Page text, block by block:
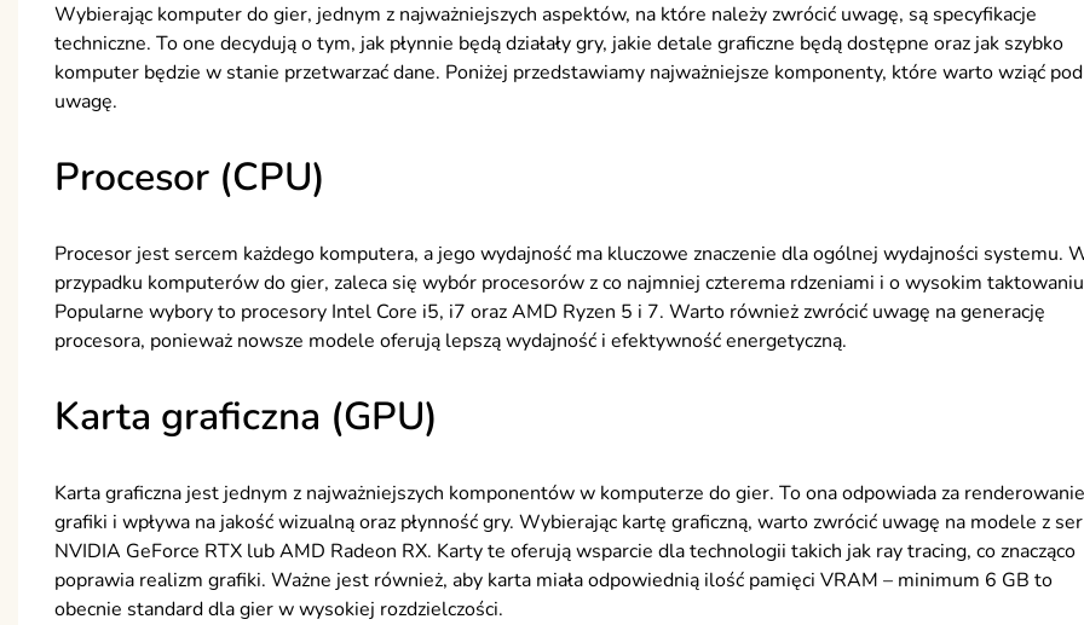
Wybierając komputer do gier, jednym z najważniejszych aspektów, na które należy zwrócić uwagę, są specyfikacje
techniczne. To one decydują o tym, jak płynnie będą działały gry, jakie detale graficzne będą dostępne oraz jak szybko
komputer będzie w stanie przetwarzać dane. Poniżej przedstawiamy najważniejsze komponenty, które warto wziąć pod
uwagę.
Procesor (CPU)
Procesor jest sercem każdego komputera, a jego wydajność ma kluczowe znaczenie dla ogólnej wydajności systemu.
przypadku komputerów do gier, zaleca się wybór procesorów z co najmniej czterema rdzeniami i o wysokim
Popularne wybory to procesory Intel Core i5, i7 oraz AMD Ryzen 5 i 7. Warto również zwrócić uwagę na generację
procesora, ponieważ nowsze modele oferują lepszą wydajność i efektywność energetyczną.
Karta graficzna (GPU)
Karta graficzna jest jednym z najważniejszych komponentów w komputerze do gier. To ona odpowiada za renderowanie
grafiki i wpływa na jakość wizualną oraz płynność gry. Wybierając kartę graficzną, warto zwrócić uwagę na modele z
NVIDIA GeForce RTX lub AMD Radeon RX. Karty te oferują wsparcie dla technologii takich jak ray tracing, co znacząco
poprawia realizm grafiki. Ważne jest również, aby karta miała odpowiednią ilość pamięci VRAM – minimum 6 GB to
obecnie standard dla gier w wysokiej rozdzielczości.